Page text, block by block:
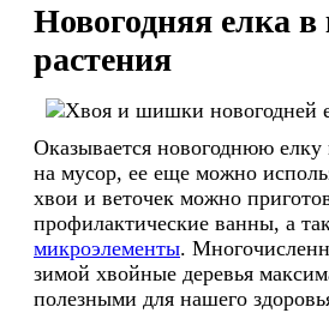
Новогодняя елка в
растения
Оказывается новогоднюю
на мусор, ее еще можно
хвои и веточек можно
профилактические ванны, а
микроэлементы.
зимой хвойные деревья
полезными для нашего